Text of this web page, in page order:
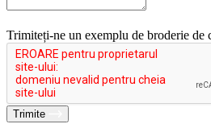
Trimiteți-ne un exemplu de broderie de
Trimite